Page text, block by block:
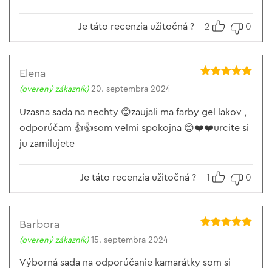
Je táto recenzia užitočná ? 2 0
Elena
(overený zákazník) 20. septembra 2024
Uzasna sada na nechty 😊zaujali ma farby gel lakov ,
odporúčam 👍👍som velmi spokojna 😊❤️❤️urcite si
ju zamilujete
Je táto recenzia užitočná ? 1 0
Barbora
(overený zákazník) 15. septembra 2024
Výborná sada na odporúčanie kamarátky som si